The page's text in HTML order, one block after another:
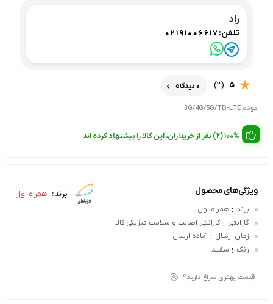
راد
تلفن:02191006617
5
(2) 0 دیدگاه
مودم 3G/4G/5G/TD-LTE
100% (2) نفر از خریداران، این کالا را پیشنهاد کرده اند
برند : همراه اول ویژگی‌های محصول
برند : همراه اول
گارانتی : گارانتی اصالت و سلامت فیزیکی کالا
زمان ارسال : آماده ارسال
رنگ : سفید
قیمت بهتری سراغ دارید؟